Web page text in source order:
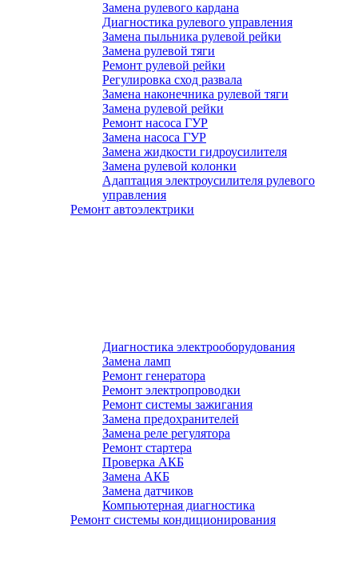
Замена рулевого кардана
Диагностика рулевого управления
Замена пыльника рулевой рейки
Замена рулевой тяги
Ремонт рулевой рейки
Регулировка сход развала
Замена наконечника рулевой тяги
Замена рулевой рейки
Ремонт насоса ГУР
Замена насоса ГУР
Замена жидкости гидроусилителя
Замена рулевой колонки
Адаптация электроусилителя рулевого
управления
Ремонт автоэлектрики
Диагностика электрооборудования
Замена ламп
Ремонт генератора
Ремонт электропроводки
Ремонт системы зажигания
Замена предохранителей
Замена реле регулятора
Ремонт стартера
Проверка АКБ
Замена АКБ
Замена датчиков
Компьютерная диагностика
Ремонт системы кондиционирования